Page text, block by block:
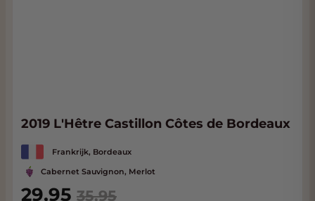
2019 L'Hêtre Castillon Côtes de Bordeaux
Frankrijk, Bordeaux
Cabernet Sauvignon, Merlot
Special Price
29,95 35,95